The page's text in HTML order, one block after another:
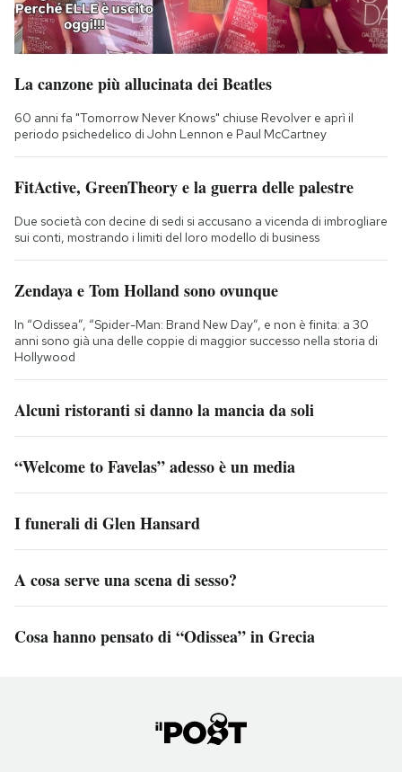
La canzone più allucinata dei Beatles
60 anni fa "Tomorrow Never Knows" chiuse Revolver e aprì il
periodo psichedelico di John Lennon e Paul McCartney
FitActive, GreenTheory e la guerra delle palestre
Due società con decine di sedi si accusano a vicenda di imbrogliare
sui conti, mostrando i limiti del loro modello di business
Zendaya e Tom Holland sono ovunque
In “Odissea”, “Spider-Man: Brand New Day”, e non è finita: a 30
anni sono già una delle coppie di maggior successo nella storia di
Hollywood
Alcuni ristoranti si danno la mancia da soli
“Welcome to Favelas” adesso è un media
I funerali di Glen Hansard
A cosa serve una scena di sesso?
Cosa hanno pensato di “Odissea” in Grecia